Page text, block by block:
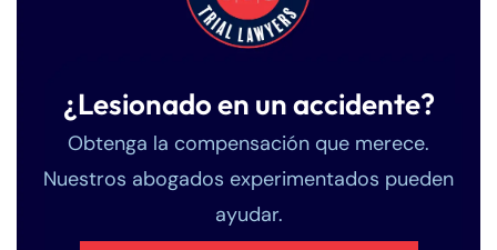
¿Lesionado en un accidente?
Obtenga la compensación que merece.
Nuestros abogados experimentados pueden
ayudar.